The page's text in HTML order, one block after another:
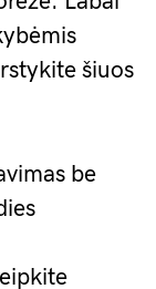
šiuos
be